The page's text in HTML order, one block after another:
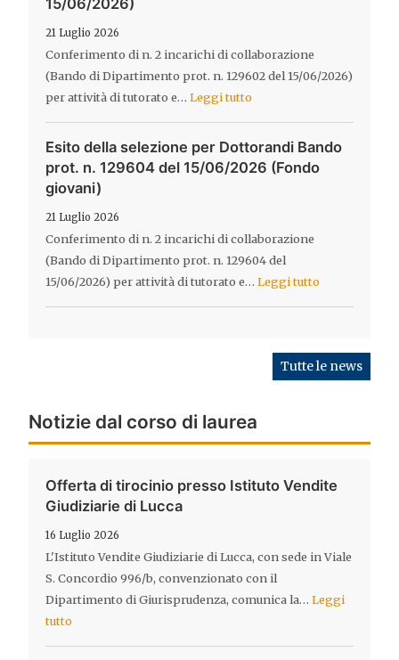
21 Luglio 2026
Conferimento di n. 2 incarichi di collaborazione
(Bando di Dipartimento prot. n. 129602 del 15/06/2026)
per attività di tutorato e…Leggi tutto
Esito della selezione per Dottorandi Bando
prot. n. 129604 del 15/06/2026 (Fondo
giovani)
21 Luglio 2026
Conferimento di n. 2 incarichi di collaborazione
(Bando di Dipartimento prot. n. 129604 del
15/06/2026) per attività di tutorato e…Leggi tutto
Tutte le news
Notizie dal corso di laurea
Offerta di tirocinio presso Istituto Vendite
Giudiziarie di Lucca
16 Luglio 2026
L'Istituto Vendite Giudiziarie di Lucca, con sede in Viale
S. Concordio 996/b, convenzionato con il
Dipartimento di Giurisprudenza, comunica la…Leggi
tutto